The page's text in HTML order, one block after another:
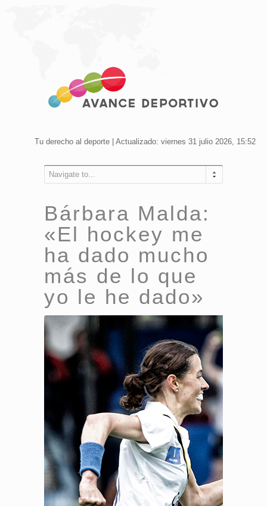
Tu derecho al deporte | Actualizado: viernes 31 julio 2026, 15:52
Navigate to...
Bárbara Malda:
«El hockey me
ha dado mucho
más de lo que
yo le he dado»